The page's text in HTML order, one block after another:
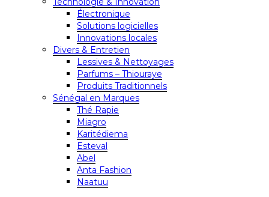
Électronique
Solutions logicielles
Innovations locales
Divers & Entretien
Lessives & Nettoyages
Parfums – Thiouraye
Produits Traditionnels
Sénégal en Marques
Thé Rapie
Miagro
Karitédiema
Esteval
Abel
Anta Fashion
Naatuu